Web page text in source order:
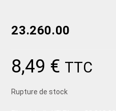
23.260.00
8,49 € TTC
Rupture de stock